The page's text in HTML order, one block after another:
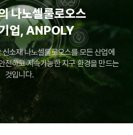
나노셀룰로오스
업, ANPOLY
소재 나노셀룰로오스를 모든 산업에
전하고 지속가능한 지구 환경을 만드는
것입니다.